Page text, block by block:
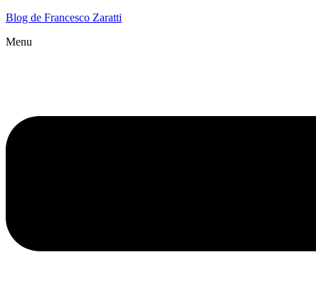
Blog de Francesco Zaratti
Menu